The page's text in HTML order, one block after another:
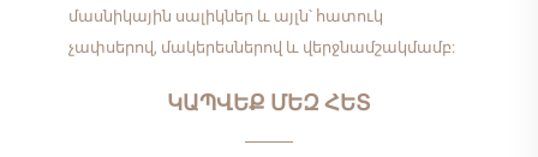
մասնիկային սալիկներ և այլն՝ հատուկ
չափսերով, մակերեսներով և վերջնամշակմամբ:
ԿԱՊՎԵՔ ՄԵԶ ՀԵՏ